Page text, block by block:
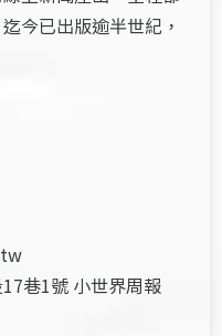
今已出版逾半世紀，
巷1號 小世界周報